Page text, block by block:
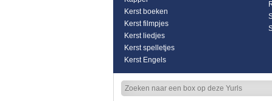
Kerst boeken
Kerst filmpjes
Kerst liedjes
Kerst spelletjes
Kerst Engels